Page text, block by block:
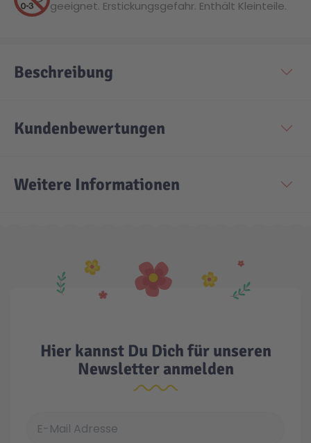
Technic
Aktion
Spiel-Ei
geeignet. Erstickungsgefahr. Enthält Kleinteile.
Beschreibung
Kundenbewertungen
Weitere Informationen
Hier kannst Du Dich für unseren
Newsletter anmelden